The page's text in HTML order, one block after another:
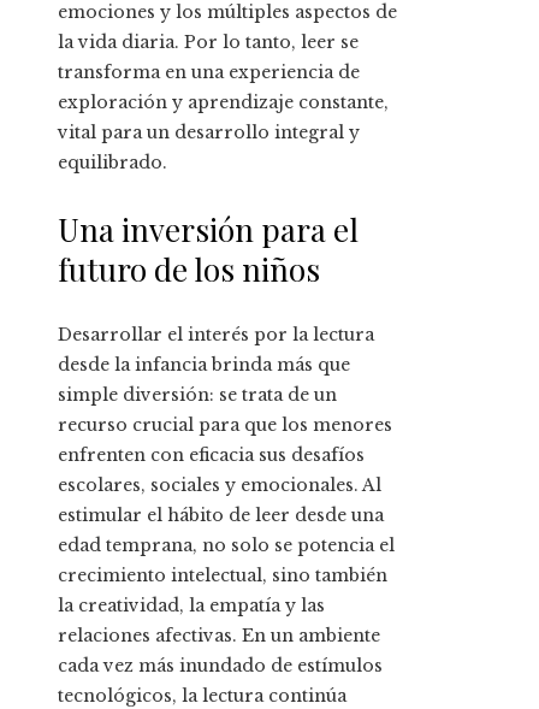
emociones y los múltiples aspectos de
la vida diaria. Por lo tanto, leer se
transforma en una experiencia de
exploración y aprendizaje constante,
vital para un desarrollo integral y
equilibrado.
Una inversión para el
futuro de los niños
Desarrollar el interés por la lectura
desde la infancia brinda más que
simple diversión: se trata de un
recurso crucial para que los menores
enfrenten con eficacia sus desafíos
escolares, sociales y emocionales. Al
estimular el hábito de leer desde una
edad temprana, no solo se potencia el
crecimiento intelectual, sino también
la creatividad, la empatía y las
relaciones afectivas. En un ambiente
cada vez más inundado de estímulos
tecnológicos, la lectura continúa